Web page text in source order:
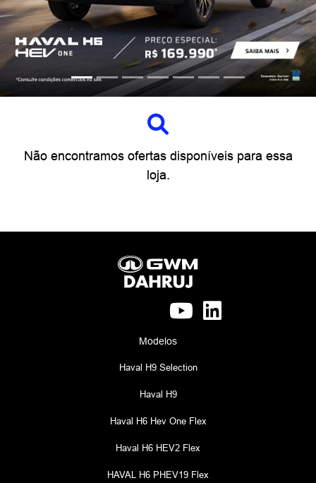
Não encontramos ofertas disponíveis para essa
loja.
Modelos
Haval H9 Selection
Haval H9
Haval H6 Hev One Flex
Haval H6 HEV2 Flex
HAVAL H6 PHEV19 Flex